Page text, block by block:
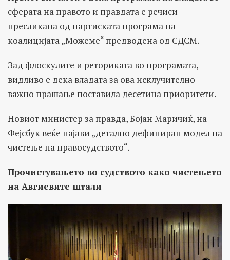
сферата на правото и правдата е речиси
пресликана од партиската програма на
коалицијата „Можеме“ предводена од СДСМ.
Зад флоскулите и реториката во програмата,
видливо е дека владата за ова исклучително
важно прашање поставила десетина приоритети.
Новиот министер за правда, Бојан Маричиќ, на
Фејсбук веќе најави „детално дефиниран модел на
чистење на правосудството“.
Прочистувањето во судството како чистењето
на Авгиевите штали